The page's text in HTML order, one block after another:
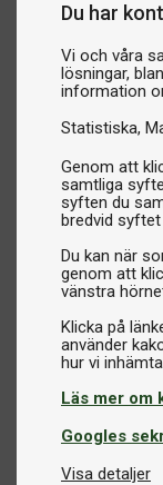
Du har
Vi och våra
lösningar,
information
Statistiska
Genom att
samtliga
syften du
bredvid syftet
Du kan när
genom att
vänstra
Klicka på
använder
Läs mer om
Googles
Visa detaljer